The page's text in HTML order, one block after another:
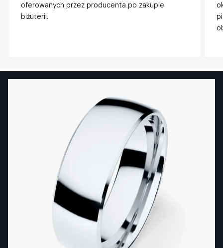
oferowanych przez producenta po zakupie
biżuterii.